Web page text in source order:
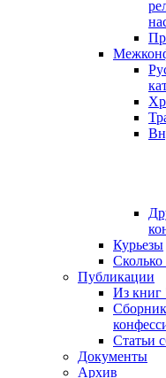
Курьезы
Публикации
Из
Статьи
Документы
Архив